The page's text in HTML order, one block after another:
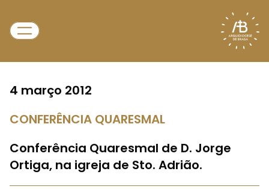
4 março 2012
CONFERÊNCIA QUARESMAL
Conferência Quaresmal de D. Jorge
Ortiga, na igreja de Sto. Adrião.